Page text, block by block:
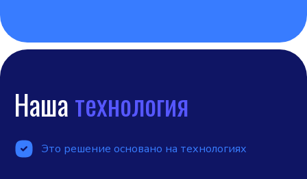
Нашатехнология
Это решение основано на технологиях